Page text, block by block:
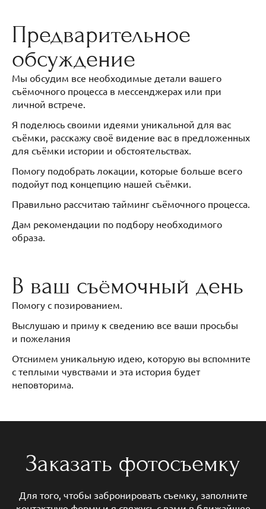
Предварительное
обсуждение
Мы обсудим все необходимые детали вашего
съёмочного процесса в мессенджерах или при
личной встрече.
Я поделюсь своими идеями уникальной для вас
съёмки, расскажу своё видение вас в предложенных
для съёмки истории и обстоятельствах.
Помогу подобрать локации, которые больше всего
подойут под концепцию нашей съёмки.
Правильно рассчитаю тайминг съёмочного процесса.
Дам рекомендации по подбору необходимого
образа.
В ваш съёмочный день
Помогу с позированием.
Выслушаю и приму к сведению все ваши просьбы
и пожелания
Отснимем уникальную идею, которую вы вспомните
с теплыми чувствами и эта история будет
неповторима.
Заказать фотосъемку
Для того, чтобы забронировать съемку, заполните